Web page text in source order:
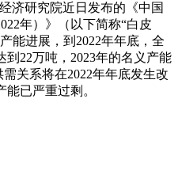
研究院近日发布的《中国
年）》（以下简称“白皮
能进展，到2022年年底，全
22万吨，2023年的名义产能
关系将在2022年年底发生改
已严重过剩。